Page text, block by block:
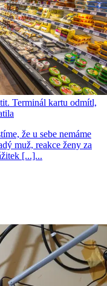
Terminál kartu odmítl,
že u sebe nemáme
muž, reakce ženy za
[...]...